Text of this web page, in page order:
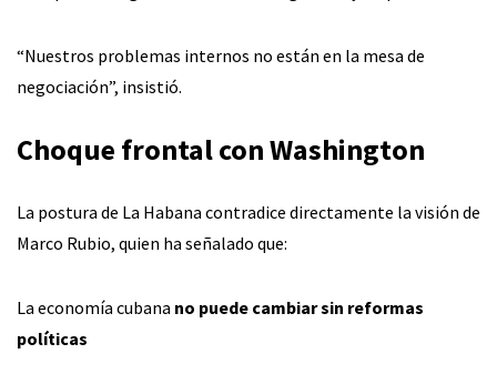
“Nuestros problemas internos no están en la mesa de
negociación”, insistió.
Choque frontal con Washington
La postura de La Habana contradice directamente la visión de
Marco Rubio, quien ha señalado que:
La economía cubana no puede cambiar sin reformas
políticas